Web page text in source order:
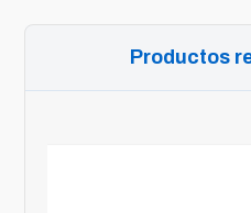
Productos